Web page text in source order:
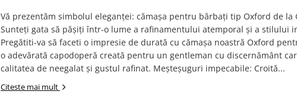
Vă prezentăm simbolul eleganței: cămașa pentru bărbați tip Oxford de la
Sunteți gata să pășiți într-o lume a rafinamentului atemporal și a stilului
Pregătiti-va să faceti o impresie de durată cu cămașa noastră Oxford
o adevărată capodoperă creată pentru un gentleman cu discernământ
calitatea de neegalat și gustul rafinat. Meșteșuguri impecabile: Croită...
Citeste mai mult